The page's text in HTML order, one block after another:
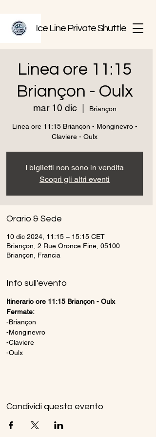
Ice Line Private Shuttle
Linea ore 11:15
Briançon - Oulx
mar 10 dic Briançon
Linea ore 11:15 Briançon - Monginevro -
I biglietti non sono in vendita
Scopri gli altri eventi
Orario & Sede
10 dic 2024, 11:15 – 15:15 CET
Briançon, 2 Rue Oronce Fine, 05100
Briançon, Francia
Info sull'evento
Itinerario ore 11:15 Briançon - Oulx
Fermate:
-Briançon
-Monginevro
-Claviere
-Oulx
Condividi questo evento